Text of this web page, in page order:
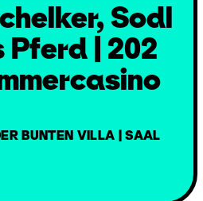
Sodl
Pferd | 202
BUNTEN VILLA | SAAL